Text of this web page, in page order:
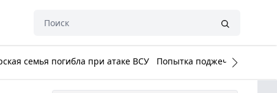
семья погибла при атаке ВСУ Попытка поджечь Белый